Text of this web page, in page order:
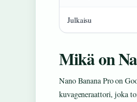
Julkaisu
Mikä on
Nano Banana Pro on
kuvageneraattori, joka